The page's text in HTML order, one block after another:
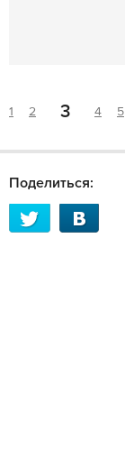
1 2 3 4 5
Поделиться: